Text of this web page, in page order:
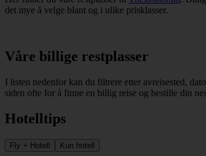
det mye å velge blant og i ulike prisklasser.
Våre billige restplasser
I listen nedenfor kan du filtrere etter avreisested,
siden ofte for å finne en billig reise og bestille din
Hotelltips
Fly + Hotell Kun hotell